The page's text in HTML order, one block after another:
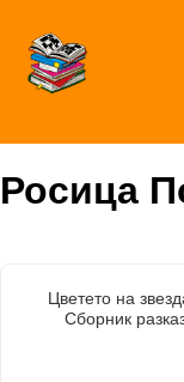
Росица
Цветето на
Сборник